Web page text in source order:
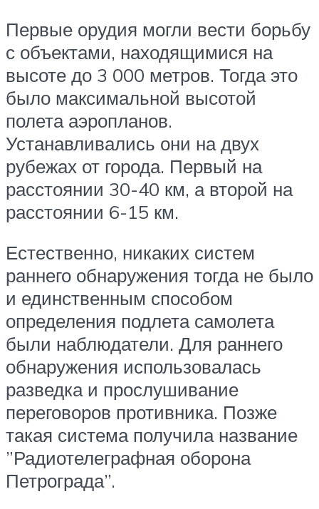
Первые орудия могли вести борьбу
с объектами, находящимися на
высоте до 3 000 метров. Тогда это
было максимальной высотой
полета аэропланов.
Устанавливались они на двух
рубежах от города. Первый на
расстоянии 30-40 км, а второй на
расстоянии 6-15 км.
Естественно, никаких систем
раннего обнаружения тогда не было
и единственным способом
определения подлета самолета
были наблюдатели. Для раннего
обнаружения использовалась
разведка и прослушивание
переговоров противника. Позже
такая система получила название
”Радиотелеграфная оборона
Петрограда”.